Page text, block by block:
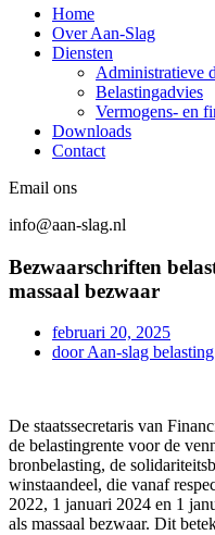
Home
Over Aan-Slag
Diensten
Administratieve
Belastingadvies
Vermogens- en
Downloads
Contact
Email ons
info@aan-slag.nl
Bezwaarschriften
massaal bezwaar
februari 20, 2025
doorAan-slag
De staatssecretaris van
de belastingrente voor de
bronbelasting, de
winstaandeel, die vanaf
2022, 1 januari 2024 en 1
als massaal bezwaar. Dit